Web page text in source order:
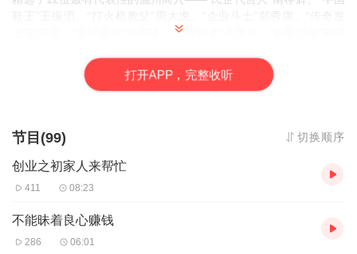
王”赵章光、“全球裁缝”周成建、“资深政委”高天乐、“创新少帅”胡成
营大户”叶文贵，集中展现“温商”这个群体的管理理念、商业模式、
经营策略、品牌经验，学习他们胜于犹太商人的商战韬略。
作者：嘉诚
【主播介绍】
我是天下书盟小说的AI主播，更新稳定，为您播讲优质小说~欢迎关
打开APP，完整收听
节目(99) 切换顺序
创业之初家人来帮忙
411 08:23
不能昧着良心赚钱
286 06:01